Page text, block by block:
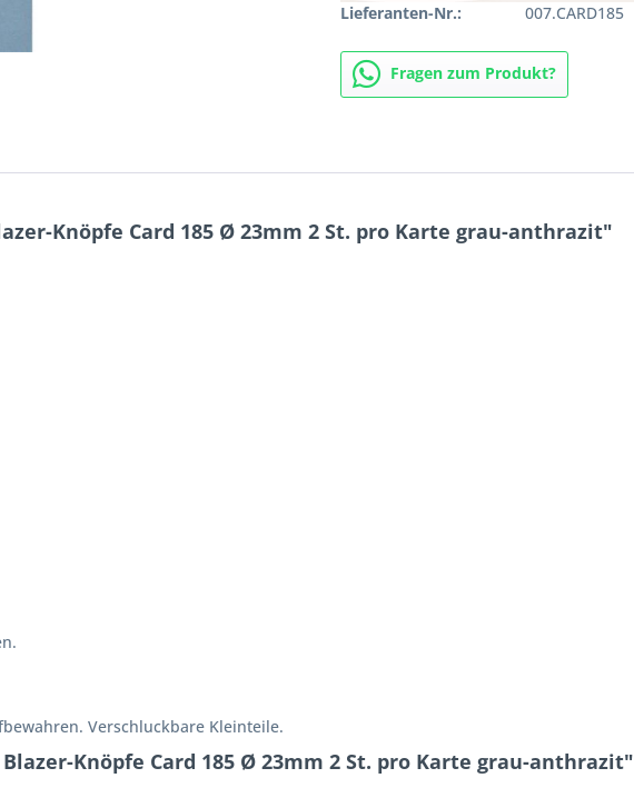
Lieferanten-Nr.: 007.CARD185
Fragen zum Produkt?
Knöpfe Card 185 Ø 23mm 2 St. pro Karte grau-anthrazit"
Verschluckbare Kleinteile.
Knöpfe Card 185 Ø 23mm 2 St. pro Karte grau-anthrazit"